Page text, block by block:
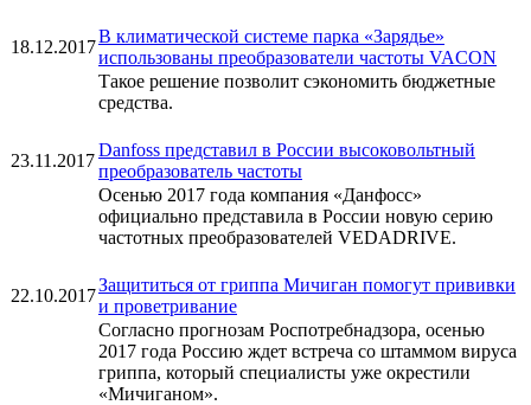
18.12.2017
В климатической системе парка «Зарядье»
использованы преобразователи частоты VACON
Такое решение позволит сэкономить бюджетные
средства.
23.11.2017
Danfoss представил в России высоковольтный
преобразователь частоты
Осенью 2017 года компания «Данфосс»
официально представила в России новую серию
частотных преобразователей VEDADRIVE.
22.10.2017
Защититься от гриппа Мичиган помогут прививки
и проветривание
Согласно прогнозам Роспотребнадзора, осенью
2017 года Россию ждет встреча со штаммом вируса
гриппа, который специалисты уже окрестили
«Мичиганом».